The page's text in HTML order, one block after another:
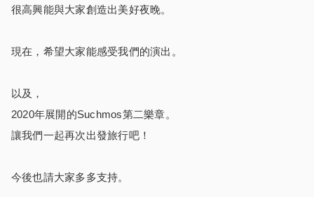
很高興能與大家創造出美好夜晚。
現在，希望大家能感受我們的演出。
以及，
2020年展開的Suchmos第二樂章。
讓我們一起再次出發旅行吧！
今後也請大家多多支持。